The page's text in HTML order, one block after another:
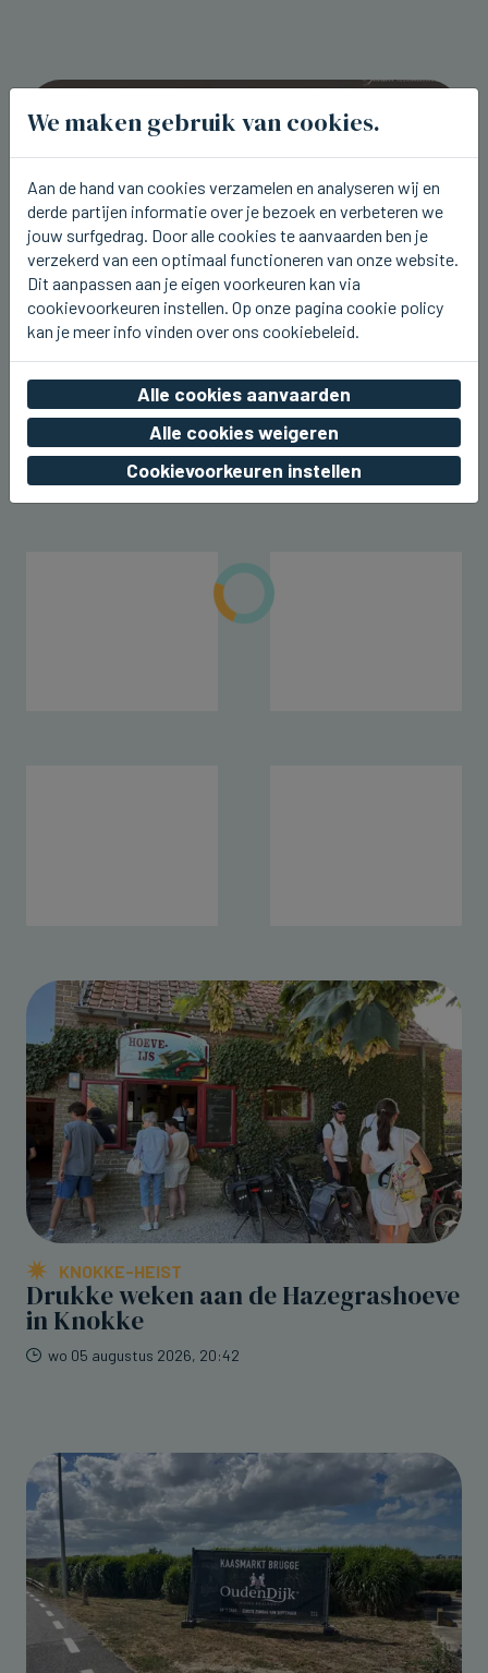
Aaron Blommaert komt nu zaterdag
naar Joe Paradice Beach
wo 05 augustus 2026, 20:49
KNOKKE-HEIST
Drukke weken aan de Hazegrashoeve
in Knokke
wo 05 augustus 2026, 20:42
We maken gebruik van cookies.
Aan de hand van cookies verzamelen en analyseren wij en
derde partijen informatie over je bezoek en verbeteren we
jouw surfgedrag. Door alle cookies te aanvaarden ben je
verzekerd van een optimaal functioneren van onze website.
Dit aanpassen aan je eigen voorkeuren kan via
cookievoorkeuren instellen. Op onze pagina cookie policy
kan je meer info vinden over ons cookiebeleid.
Alle cookies aanvaarden
Alle cookies weigeren
Cookievoorkeuren instellen